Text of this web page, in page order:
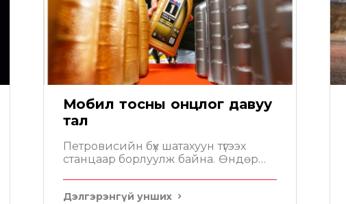
Мобил тосны онцлог давуу
тал
Петровисийн бүх шатахуун түгээх
станцаар борлуулж байна. Өндөр
Дэлгэрэнгүй унших